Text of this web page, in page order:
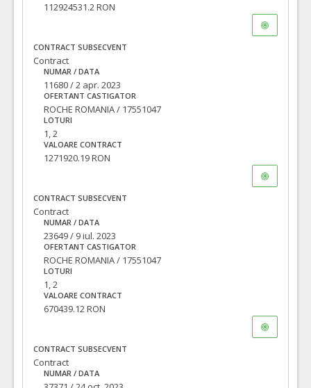
112924531.2 RON
CONTRACT SUBSECVENT
Contract
NUMAR / DATA
11680 / 2 apr. 2023
OFERTANT CASTIGATOR
ROCHE ROMANIA / 17551047
LOTURI
1, 2
VALOARE CONTRACT
1271920.19 RON
CONTRACT SUBSECVENT
Contract
NUMAR / DATA
23649 / 9 iul. 2023
OFERTANT CASTIGATOR
ROCHE ROMANIA / 17551047
LOTURI
1, 2
VALOARE CONTRACT
670439.12 RON
CONTRACT SUBSECVENT
Contract
NUMAR / DATA